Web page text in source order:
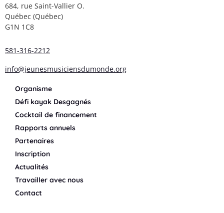
684, rue Saint-Vallier O.
Québec (Québec)
G1N 1C8
581-316-2212
info@jeunesmusiciensdumonde.org
Organisme
Défi kayak Desgagnés
Cocktail de financement
Rapports annuels
Partenaires
Inscription
Actualités
Travailler avec nous
Contact